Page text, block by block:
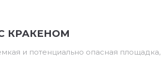
КРАКЕНОМ
и потенциально опасная площадка,